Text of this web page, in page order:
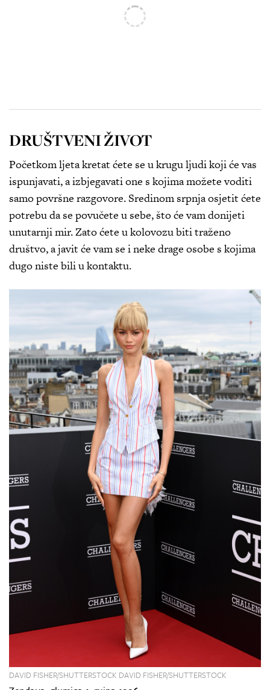
DRUŠTVENI ŽIVOT
Početkom ljeta kretat ćete se u krugu ljudi koji će vas
ispunjavati, a izbjegavati one s kojima možete voditi
samo površne razgovore. Sredinom srpnja osjetit ćete
potrebu da se povučete u sebe, što će vam donijeti
unutarnji mir. Zato ćete u kolovozu biti traženo
društvo, a javit će vam se i neke drage osobe s kojima
dugo niste bili u kontaktu.
DAVID FISHER/SHUTTERSTOCK DAVID FISHER/SHUTTERSTOCK